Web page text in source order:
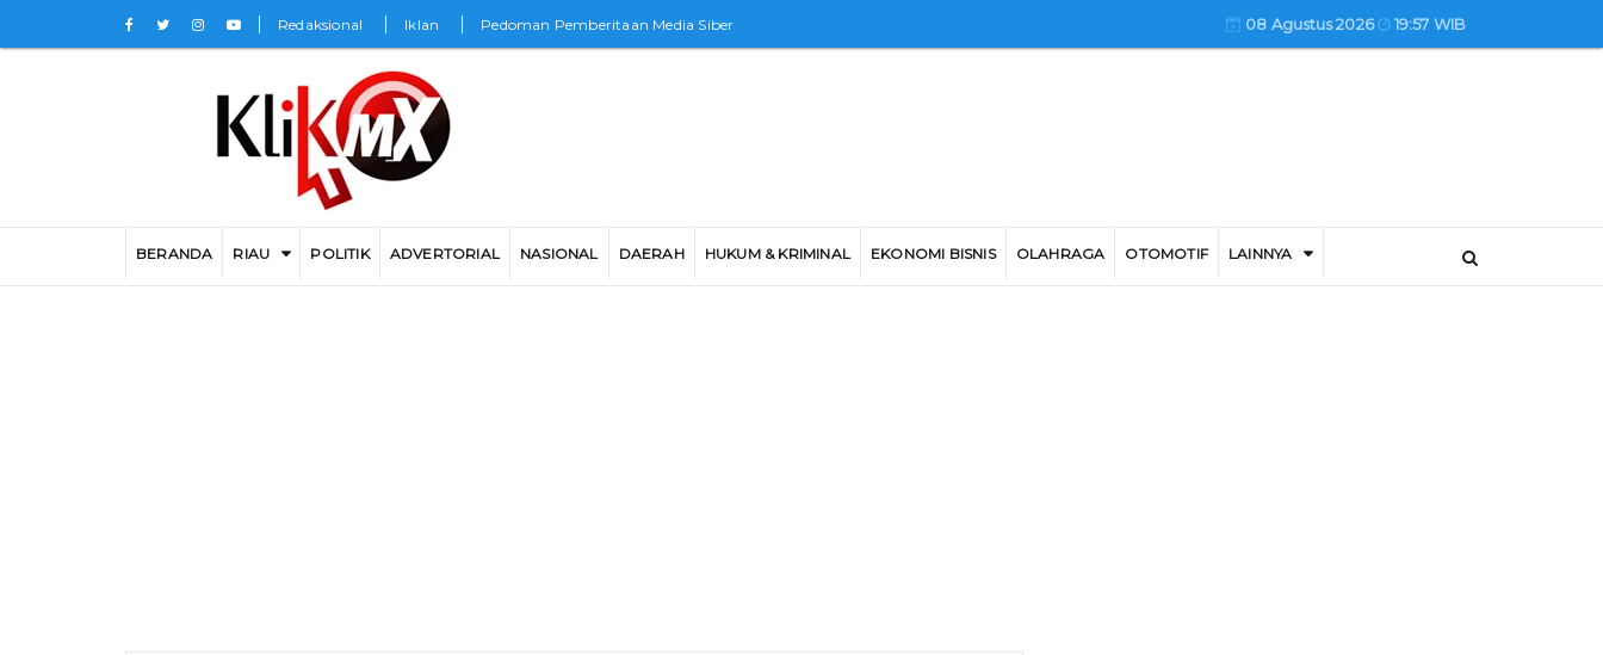
Redaksional Iklan Pedoman Pemberitaan Media Siber 08 Agustus 2026 19:57 WIB
BERANDA RIAU POLITIK ADVERTORIAL NASIONAL DAERAH HUKUM & KRIMINAL EKONOMI BISNIS OLAHRAGA OTOMOTIF LAINNYA